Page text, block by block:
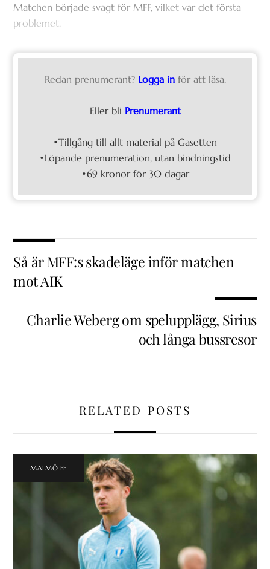
Matchen började svagt för MFF, vilket var det första
problemet.
Redan prenumerant? Logga in för att läsa.
Eller bli Prenumerant
•Tillgång till allt material på Gasetten
•Löpande prenumeration, utan bindningstid
•69 kronor för 30 dagar
Så är MFF:s skadeläge inför matchen
mot AIK
Charlie Weberg om spelupplägg, Sirius
och långa bussresor
RELATED POSTS
MALMÖ FF